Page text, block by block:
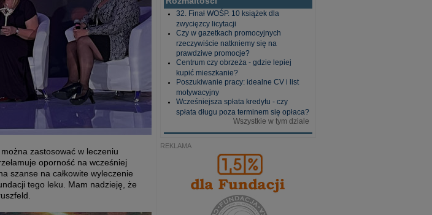
zastosować w leczeniu
oporność na wcześniej
szanse na całkowite wyleczenie
tego leku. Mam nadzieję, że
32. Finał WOŚP. 10 książek dla
zwycięzcy licytacji
Czy w gazetkach promocyjnych
rzeczywiście natkniemy się na
prawdziwe promocje?
Centrum czy obrzeża - gdzie lepiej
kupić mieszkanie?
Poszukiwanie pracy: idealne CV i list
motywacyjny
Wcześniejsza spłata kredytu - czy
spłata długu poza terminem się opłaca?
Wszystkie w tym dziale
REKLAMA